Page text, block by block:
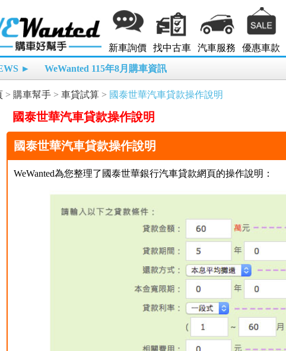
新車詢價 找中古車 汽車服務 優惠車款
► WeWanted 115年8月購車資訊
> 購車幫手 > 車貸試算 > 國泰世華汽車貸款操作說明
國泰世華汽車貸款操作說明
國泰世華汽車貸款操作說明
WeWanted為您整理了國泰世華銀行汽車貸款網頁的操作說明：